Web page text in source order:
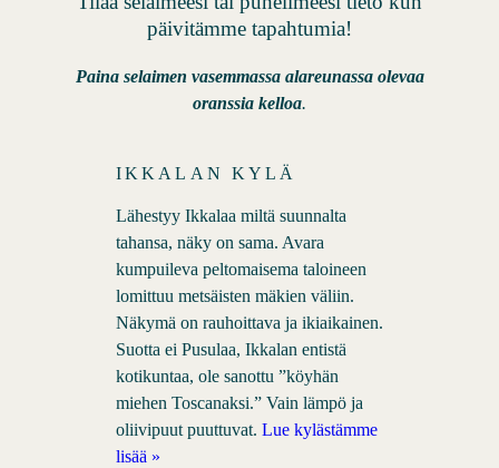
päivitämme tapahtumia!
Paina selaimen vasemmassa alareunassa olevaa
oranssia kelloa.
IKKALAN KYLÄ
Lähestyy Ikkalaa miltä suunnalta
tahansa, näky on sama. Avara
kumpuileva peltomaisema taloineen
lomittuu metsäisten mäkien väliin.
Näkymä on rauhoittava ja ikiaikainen.
Suotta ei Pusulaa, Ikkalan entistä
kotikuntaa, ole sanottu ”köyhän
miehen Toscanaksi.” Vain lämpö ja
oliivipuut puuttuvat. Lue kylästämme
lisää »